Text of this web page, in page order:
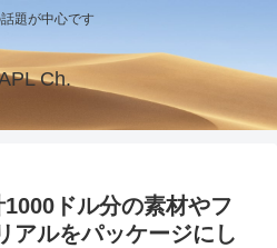
題が中心です
Ch.
ドル分の素材やフ
アルをパッケージにし